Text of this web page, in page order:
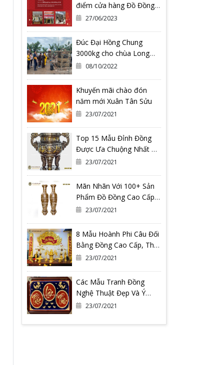
điểm cửa hàng Đồ Đồng
Quang Vượng Cơ Sở 2
27/06/2023
Đúc Đại Hồng Chung
3000kg cho chùa Long
Hoa Thiền Tự - Tỉnh Bình
08/10/2022
Khuyến mãi chào đón
năm mới Xuân Tân Sửu
23/07/2021
Top 15 Mẫu Đỉnh Đồng
Được Ưa Chuộng Nhất Có
Thể Bạn Đang Cần
23/07/2021
Mãn Nhãn Với 100+ Sản
Phẩm Đồ Đồng Cao Cấp
Tại Đồ Đồng Quang
23/07/2021
8 Mẫu Hoành Phi Câu Đối
Bằng Đồng Cao Cấp, Thờ
Gia Tiên
23/07/2021
Các Mẫu Tranh Đồng
Nghệ Thuật Đẹp Và Ý
Nghĩa Nhất Tại Đồ Đồng
23/07/2021